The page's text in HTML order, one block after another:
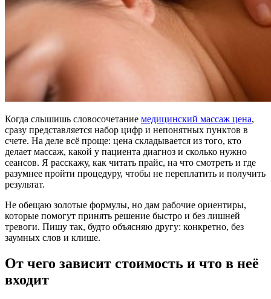
Когда слышишь словосочетание медицинский массаж цена,
сразу представляется набор цифр и непонятных пунктов в
счете. На деле всё проще: цена складывается из того, кто
делает массаж, какой у пациента диагноз и сколько нужно
сеансов. Я расскажу, как читать прайс, на что смотреть и где
разумнее пройти процедуру, чтобы не переплатить и получить
результат.
Не обещаю золотые формулы, но дам рабочие ориентиры,
которые помогут принять решение быстро и без лишней
тревоги. Пишу так, будто объясняю другу: конкретно, без
заумных слов и клише.
От чего зависит стоимость и что в неё
входит